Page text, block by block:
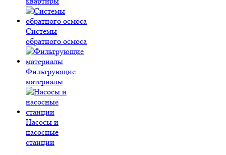
Системы
обратного осмоса
Фильтрующие
материалы
Насосы и
насосные
станции